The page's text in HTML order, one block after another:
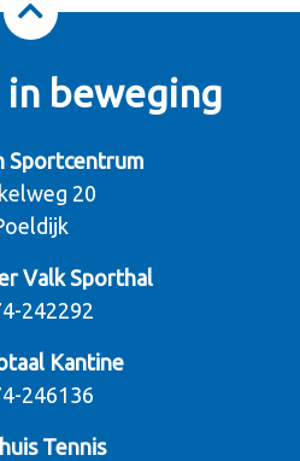
beweging
Sportcentrum
20
Valk Sporthal
242292
Kantine
246136
Tennis